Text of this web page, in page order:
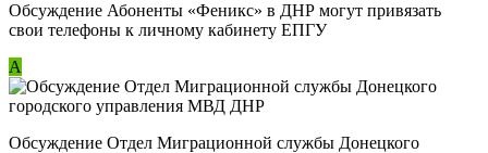
Обсуждение ​Абоненты «Феникс» в ДНР могут привязать
свои телефоны к личному кабинету ЕПГУ
А
Обсуждение Отдел Миграционной службы Донецкого